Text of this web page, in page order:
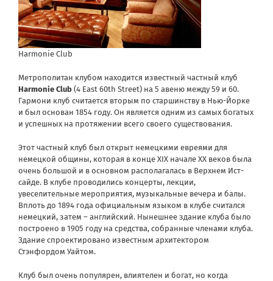
Harmonie Сlub
Метрополитан клубом находится известный частный клуб
Harmonie Сlub (4 East 60th Street) на 5 авеню между 59 и 60.
Гармони клуб считается вторым по старшинству в Нью-Йорке
и был основан 1854 году. Он является одним из самых богатых
и успешных на протяжении всего своего существования.
Этот частный клуб был открыт немецкими евреями для
немецкой общины, которая в конце XIX начале XX веков была
очень большой и в основном располагалась в Верхнем Ист-
сайде. В клубе проводились концерты, лекции,
увеселительные мероприятия, музыкальные вечера и балы.
Вплоть до 1894 года официальным языком в клубе считался
немецкий, затем – английский. Нынешнее здание клуба было
построено в 1905 году на средства, собранные членами клуба.
Здание спроектировано известным архитектором
Стэнфордом Уайтом.
Клуб был очень популярен, влиятелен и богат, но когда